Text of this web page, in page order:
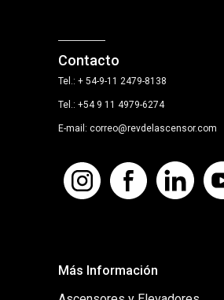
Contacto
Tel.: + 54-9-11 2479-8138
Tel.: +54 9 11 4979-6274
E-mail: correo@revdelascensor.com
Más Información